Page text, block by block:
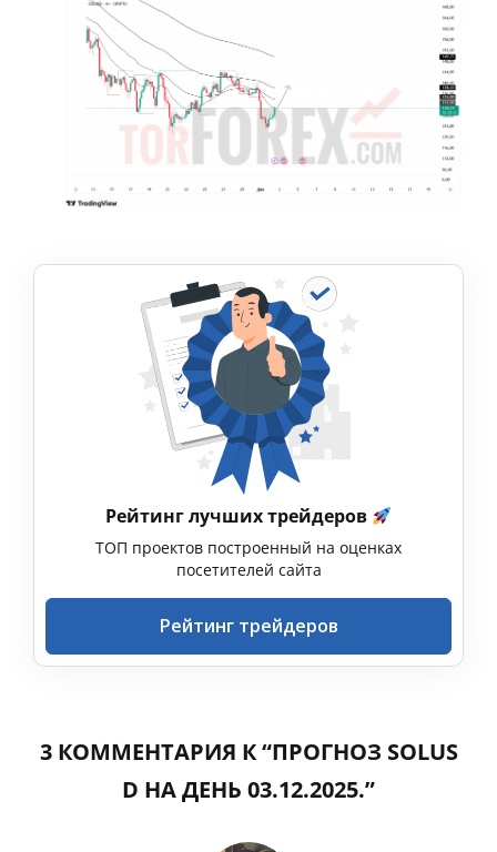
Рейтинг лучших трейдеров
ТОП проектов построенный на оценках
посетителей сайта
Рейтинг трейдеров
3 КОММЕНТАРИЯ К “ПРОГНОЗ SOLUS
D НА ДЕНЬ 03.12.2025.”